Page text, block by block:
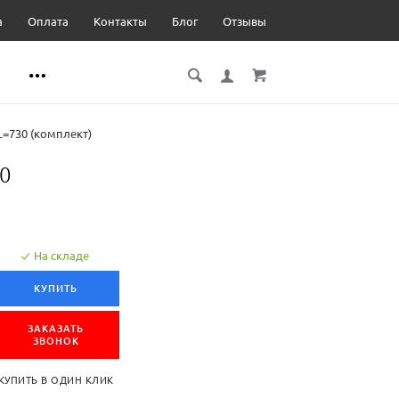
Оплата Контакты Блог Отзывы
(комплект)
На складе
КУПИТЬ
ЗАКАЗАТЬ
ЗВОНОК
В ОДИН КЛИК